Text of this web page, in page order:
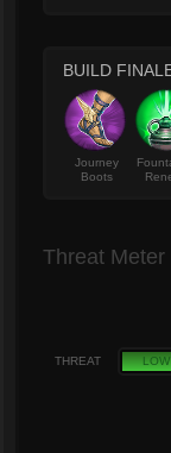
BUILD
Journey
Boots
Threat Meter
THREAT LOW